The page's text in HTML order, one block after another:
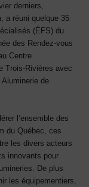
derniers,
a réuni quelque 35
(ÉFS) du
des Rendez-vous
Centre
Trois-Rivières avec
de
l’ensemble des
du Québec, ces
les divers acteurs
innovants pour
De plus
les équipementiers,